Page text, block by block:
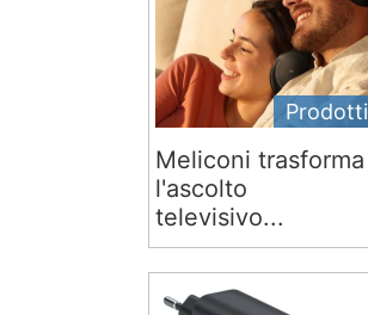
Prodotti
Meliconi trasforma
l'ascolto
televisivo...